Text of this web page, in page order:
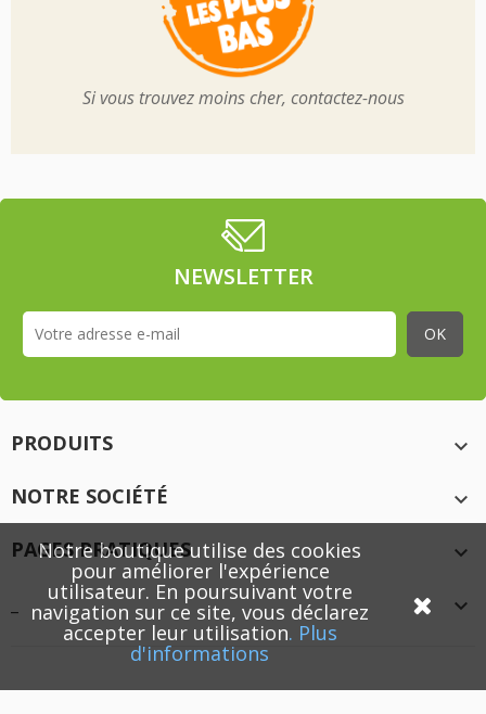
Si vous trouvez moins cher, contactez-nous
NEWSLETTER
PRODUITS

NOTRE SOCIÉTÉ

PAGES PRATIQUES


Notre boutique utilise des cookies
pour améliorer l'expérience
utilisateur. En poursuivant votre
navigation sur ce site, vous déclarez
accepter leur utilisation. Plus
d'informations